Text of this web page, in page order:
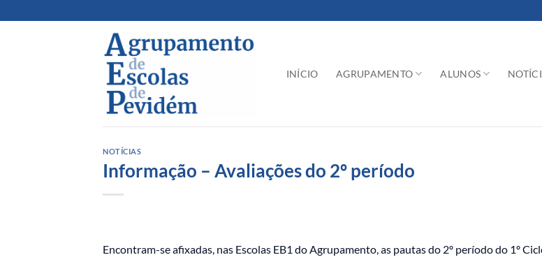
INÍCIO AGRUPAMENTO ALUNOS
NOTÍCIAS
Informação – Avaliações do 2º período
Encontram-se afixadas, nas Escolas EB1 do Agrupamento, as pautas do 2º período do 1º